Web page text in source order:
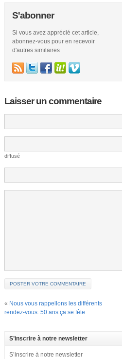
S'abonner
Si vous avez apprécié cet article,
abonnez-vous pour en recevoir
d'autres similaires
Laisser un commentaire
diffusé
« Nous vous rappellons les différents
rendez-vous: 50 ans ça se fête
S’inscrire à notre newsletter
S’inscrire à notre newsletter